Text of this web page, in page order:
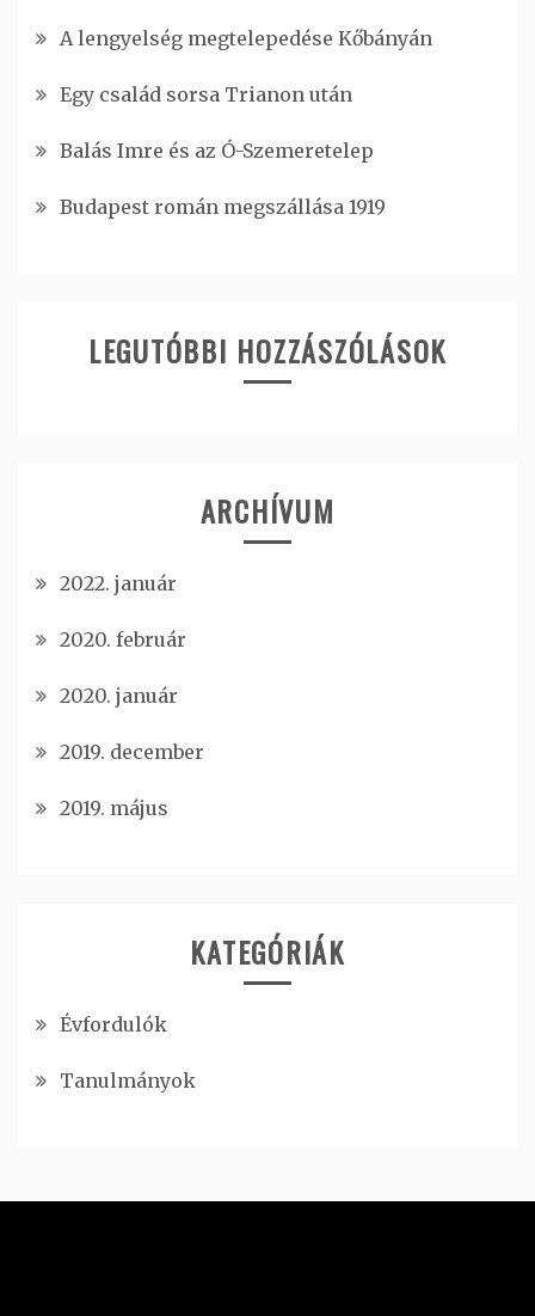
A lengyelség megtelepedése Kőbányán
Egy család sorsa Trianon után
Balás Imre és az Ó-Szemeretelep
Budapest román megszállása 1919
LEGUTÓBBI HOZZÁSZÓLÁSOK
ARCHÍVUM
2022. január
2020. február
2020. január
2019. december
2019. május
KATEGÓRIÁK
Évfordulók
Tanulmányok